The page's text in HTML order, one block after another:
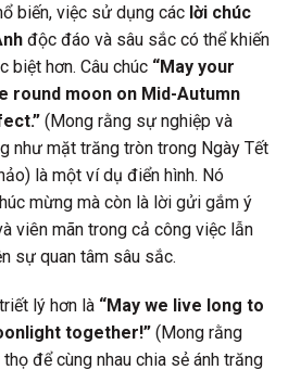
biến, việc sử dụng các lời chúc
độc đáo và sâu sắc có thể khiến
biệt hơn. Câu chúc “May your
round moon on Mid-Autumn
(Mong rằng sự nghiệp và
như mặt trăng tròn trong Ngày Tết
là một ví dụ điển hình. Nó
mừng mà còn là lời gửi gắm ý
viên mãn trong cả công việc lẫn
sự quan tâm sâu sắc.
lý hơn là “May we live long to
together!” (Mong rằng
để cùng nhau chia sẻ ánh trăng